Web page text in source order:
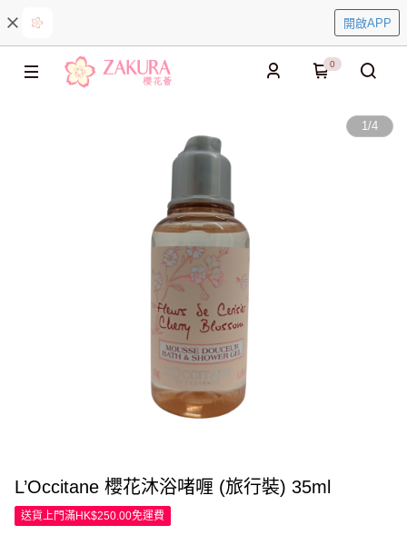
開啟APP
0
1/4
L’Occitane 櫻花沐浴啫喱 (旅行裝) 35ml
送貨上門滿HK$250.00免運費